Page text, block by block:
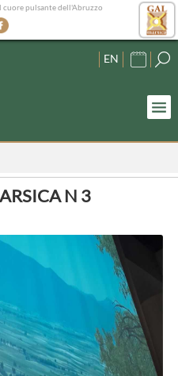
cuore pulsante dell'Abruzzo
EN
N 3